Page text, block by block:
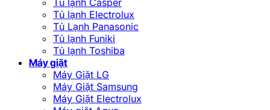
Tủ lạnh Electrolux
Tủ Lạnh Panasonic
Tủ lạnh Funiki
Tủ lạnh Toshiba
Máy giặt
Máy Giặt LG
Máy Giặt Samsung
Máy Giặt Electrolux